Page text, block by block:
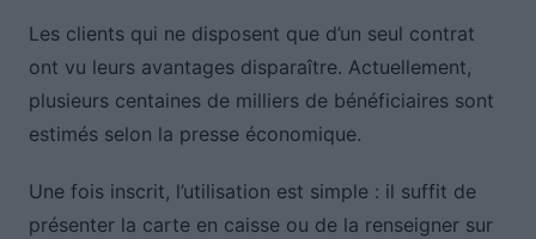
Les clients qui ne disposent que d’un seul contrat
ont vu leurs avantages disparaître. Actuellement,
plusieurs centaines de milliers de bénéficiaires sont
estimés selon la presse économique.
Une fois inscrit, l’utilisation est simple : il suffit de
présenter la carte en caisse ou de la renseigner sur